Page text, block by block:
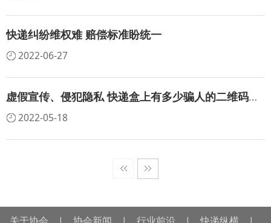
快递纠纷维权难 赔偿标准盼统一
2022-06-27
虚假宣传、侵犯隐私 快递盒上有多少骗人的二维码广告
2022-05-18